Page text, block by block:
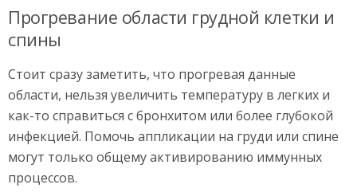
Прогревание области грудной клетки и
спины
Стоит сразу заметить, что прогревая данные
области, нельзя увеличить температуру в легких и
как-то справиться с бронхитом или более глубокой
инфекцией. Помочь аппликации на груди или спине
могут только общему активированию иммунных
процессов.